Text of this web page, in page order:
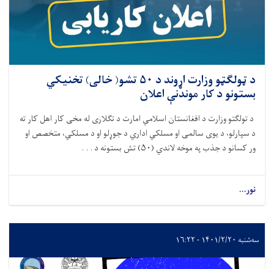
د ټولګټو وزارت اړوند د ۵۰ تشو( خالی) تخنيکي
بستونو د کار موندنې اعلان
د تولګتووزارت د افغانستان اسلامي امارت دتګلاریله مخی کار اهل کار ته
د سپارلو، د یوی سالمی او مسلکي اداري د جوړلو او د مسلکي، متخصص او
ور کسانو د جذب په موخه لاندي (۵۰) تش بستونه د . . .
نور...
سه‌شنبه ۱۴۰۱/۲/۲۰ - ۱۶:۲۲